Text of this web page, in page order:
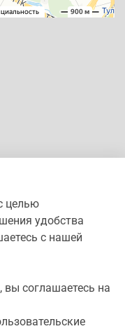
целью
удобства
с нашей
соглашаетесь на